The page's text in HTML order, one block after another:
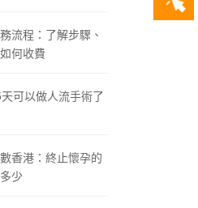
流程：了解步驟、
何收費
可以做人流手術了
香港：終止懷孕的
少